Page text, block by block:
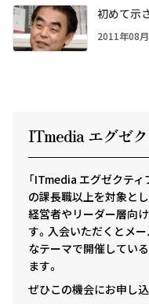
初めて示
2011年08
ITmedia エグゼ
「ITmedia エグゼクテ
の課長職以上を対象と
経営者やリーダー層向
す。入会いただくとメ
なテーマで開催してい
ます。
ぜひこの機会にお申し込